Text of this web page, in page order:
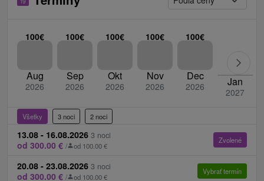
100€
Aug
2026
100€
Sep
2026
100€
Okt
2026
100€
Nov
2026
100€
Dec
2026 Jan
2027
Všetky 3 noci 2 noci
13.08 - 16.08.2026 3 noci
od 300.00 € / od 100.00 €
Zvolené
20.08 - 23.08.2026 3 noci
od 300.00 € / od 100.00 €
Vybrať termín